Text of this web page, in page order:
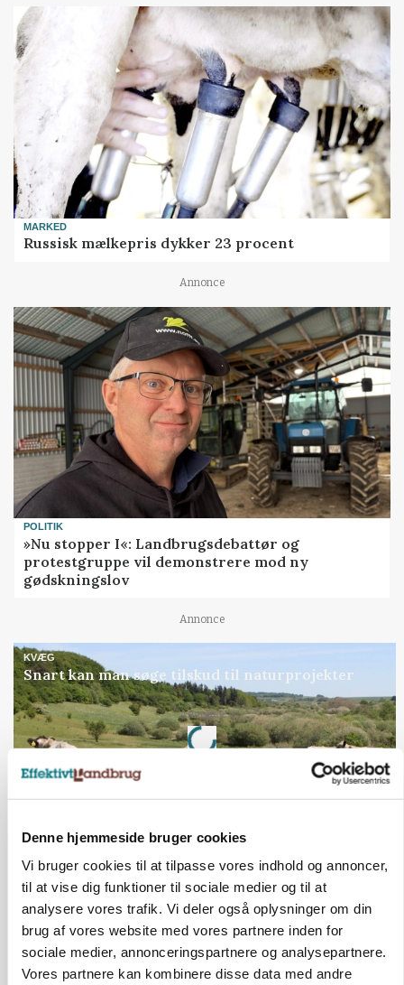
Denne hjemmeside bruger cookies
Vi bruger cookies til at tilpasse vores indhold og annoncer,
til at vise dig funktioner til sociale medier og til at
analysere vores trafik. Vi deler også oplysninger om din
brug af vores website med vores partnere inden for
sociale medier, annonceringspartnere og analysepartnere.
Vores partnere kan kombinere disse data med andre
MARKED
Russisk mælkepris dykker 23 procent
Annonce
POLITIK
»Nu stopper I«: Landbrugsdebattør og
protestgruppe vil demonstrere mod ny
gødskningslov
Annonce
KVÆG
Snart kan man søge tilskud til naturprojekter
Annonce
Loading...